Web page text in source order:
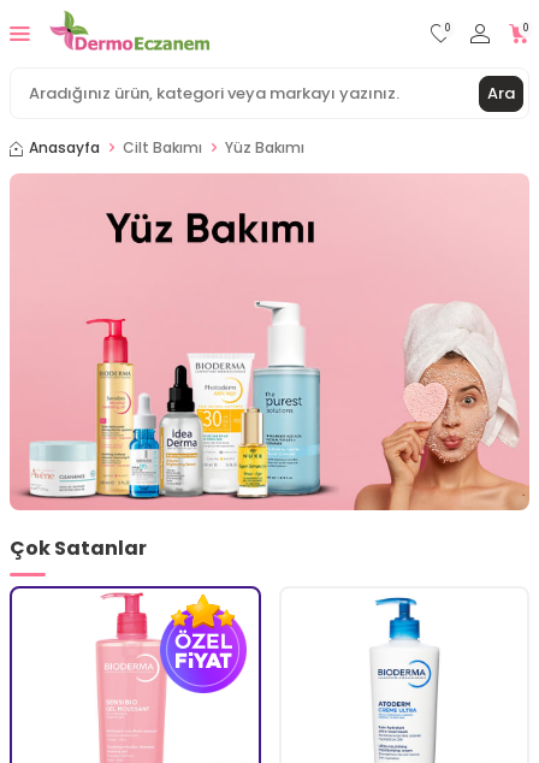
Ara
0 0
Anasayfa Cilt Bakımı Yüz Bakımı
Çok Satanlar